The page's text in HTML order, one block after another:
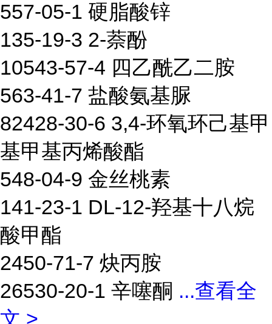
557-05-1 硬脂酸锌
135-19-3 2-萘酚
10543-57-4 四乙酰乙二胺
563-41-7 盐酸氨基脲
82428-30-6 3,4-环氧环己基甲
基甲基丙烯酸酯
548-04-9 金丝桃素
141-23-1 DL-12-羟基十八烷
酸甲酯
2450-71-7 炔丙胺
26530-20-1 辛噻酮 ...查看全
文 >